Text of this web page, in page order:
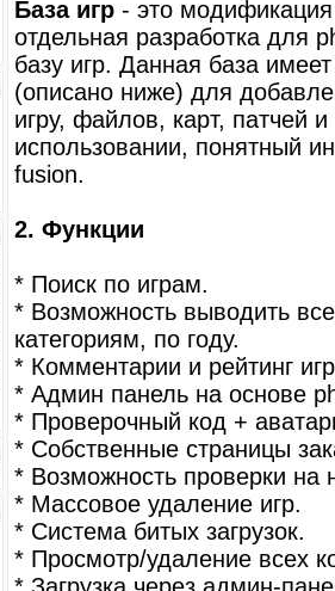
База игр - это
отдельная разработка для
базу игр. Данная база
(описано ниже) для
игру, файлов, карт, патчей
использовании, понятный
fusion.
2. Функции
* Поиск по играм.
* Возможность выводить
категориям, по году.
* Комментарии и рейтинг
* Админ панель на основе
* Проверочный код +
* Собственные страницы
* Возможность проверки на
* Массовое удаление игр.
* Система битых загрузок.
* Просмотр/удаление всех